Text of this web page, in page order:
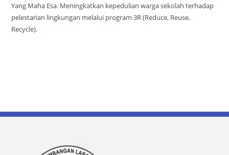
Yang Maha Esa. Meningkatkan kepedulian warga sekolah terhadap
pelestarian lingkungan melalui program 3R (Reduce, Reuse,
Recycle).